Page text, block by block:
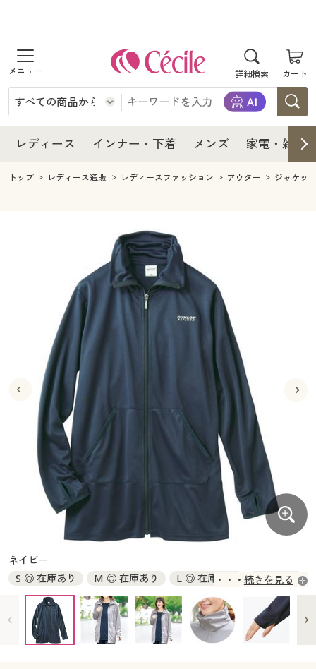
詳細検索 カート
商品を探す
レディース
レディースファッション
インナー・下着
インナー・下着通販すべて
ジュニア・ティーンズ下着
メンズ
キッチン・雑貨・日用品
寝具・インテリア・家具
寝具・インテリア・家具通販すべて
家具・収納
寝具・ベッド
カーテン・ラグ・ファブリック
美容・健康
美容・健康通販すべて
美容・健康・サプリメント
制服・スクール
制服・スクールすべて
制服・学生服
ジュニア・ティーンズ下着
大きいサイズ
大きいサイズ通販すべて
大きいサイズ レディース服
大きいサイズ レディース下着
大きいサイズ メンズ
大きいサイズ 事務・制服
バーゲン
バーゲンセール
シークレットセール
詳細検索
商品カテゴリ一覧
カタログ・チラシからのご注文
デジタルカタログ
カタログ無料プレゼント
レディース インナー・下着 メンズ 家電・雑貨
レディース
レディース通販すべて
レディースファッション
インナー・下着
インナー・下着通販すべて
ジュニア・ティーンズ下着
メンズ
キッチン・雑貨・日用品
寝具・インテリア・家具通販すべて
寝具・ベッド
カーテン・ラグ・ファブリック
美容・健康通販すべて
美容・健康・サプリメント
制服・スクール
制服・スクールすべて
制服・学生服
ジュニア・ティーンズ下着
大きいサイズ
大きいサイズ通販すべて
大きいサイズ レディース服
大きいサイズ レディース下着
大きいサイズ メンズ
大きいサイズ 事務・制服
バーゲン
バーゲンセール
シークレットセール
詳細検索
商品カテゴリ一覧
カタログ
カタログ・チラシからのご注文
カタログ無料プレゼント
会員メニュー
トップ レディース通販 レディースファッション アウター ジャケッ
ネイビー
S ◎ 在庫あり
M ◎ 在庫あり L ◎ 在庫あり
LL × 完売
3L ○ 在庫わずか
続きを見る